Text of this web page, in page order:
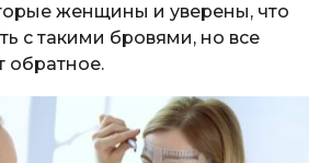
женщины и уверены, что
с такими бровями, но все
обратное.